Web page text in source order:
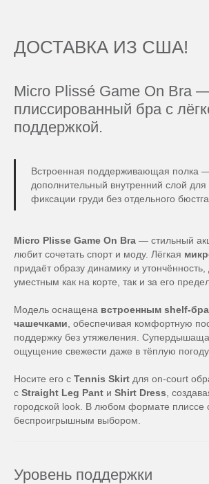
ДОСТАВКА ИЗ США!
Micro Plissé Game On Bra
плиссированный бра с
поддержкой.
Встроенная поддерживающая полка
дополнительный внутренний слой
фиксации груди без отдельного
Micro Plisse Game On Bra — стильный
любит сочетать спорт и моду. Лёгкая
придаёт образу динамику и утончённость,
уместным как на корте, так и за его
Модель оснащена встроенным shelf-бра
чашечками , обеспечивая комфортную
поддержку без утяжеления.
ощущение свежести даже в тёплую погоду.
Носите его с Tennis Skirt для on-court
с Straight Leg Pant и Shirt Dress ,
городской look. В любом формате плиссе
беспроигрышным выбором.
Уровень поддержки